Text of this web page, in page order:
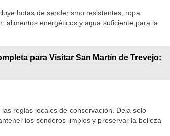
botas de senderismo resistentes, ropa
alimentos energéticos y agua suficiente para la
para Visitar San Martín de Trevejo:
reglas locales de conservación. Deja solo
los senderos limpios y preservar la belleza